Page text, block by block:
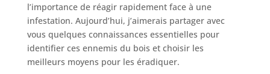
l’importance de réagir rapidement face à une
infestation. Aujourd’hui, j’aimerais partager avec
vous quelques connaissances essentielles pour
identifier ces ennemis du bois et choisir les
meilleurs moyens pour les éradiquer.